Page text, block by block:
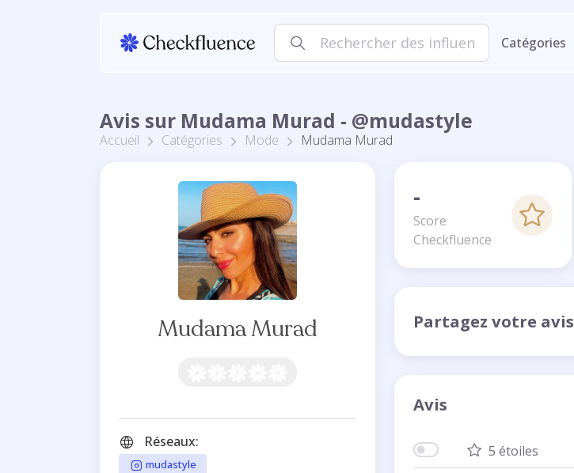
Catégories
Avis sur Mudama Murad - @mudastyle
Accueil Catégories Mode Mudama Murad
Mudama Murad
Réseaux:
mudastyle
-
Score
Checkfluence
Partagez votre avis
Avis
5 étoiles